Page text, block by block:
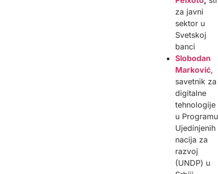
za javni
sektor u
Svetskoj
banci
Slobodan
Marković,
savetnik za
digitalne
tehnologije
u Programu
Ujedinjenih
nacija za
razvoj
(UNDP) u